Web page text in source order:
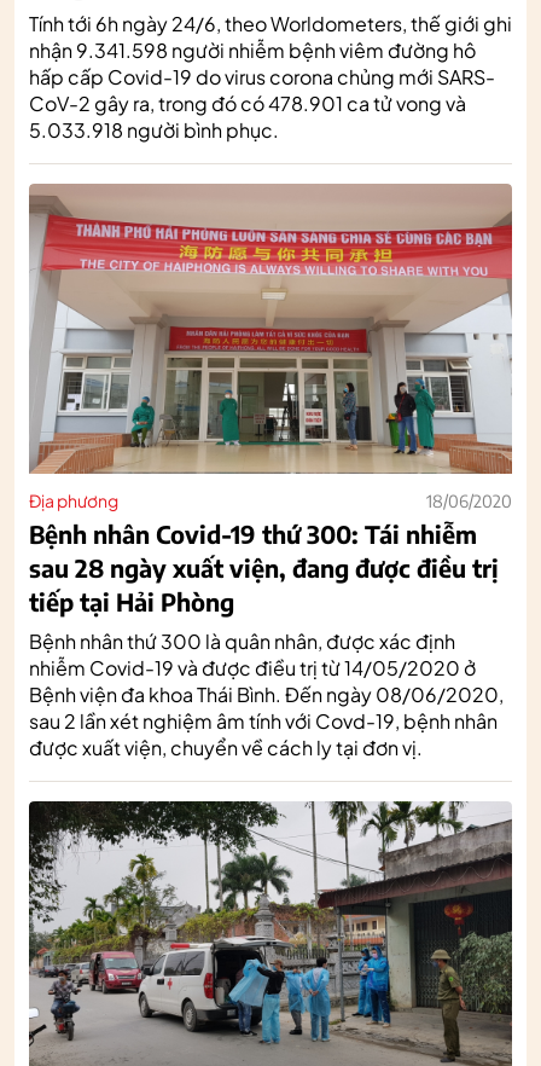
Tính tới 6h ngày 24/6, theo Worldometers, thế giới ghi
nhận 9.341.598 người nhiễm bệnh viêm đường hô
hấp cấp Covid-19 do virus corona chủng mới SARS-
CoV-2 gây ra, trong đó có 478.901 ca tử vong và
5.033.918 người bình phục.
Địa phương 18/06/2020
Bệnh nhân Covid-19 thứ 300: Tái nhiễm
sau 28 ngày xuất viện, đang được điều trị
tiếp tại Hải Phòng
Bệnh nhân thứ 300 là quân nhân, được xác định
nhiễm Covid-19 và được điều trị từ 14/05/2020 ở
Bệnh viện đa khoa Thái Bình. Đến ngày 08/06/2020,
sau 2 lần xét nghiệm âm tính với Covd-19, bệnh nhân
được xuất viện, chuyển về cách ly tại đơn vị.